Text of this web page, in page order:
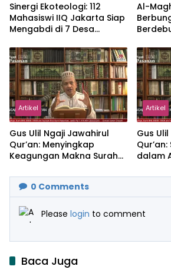
‎Sinergi Ekoteologi: 112
Mahasiswi IIQ Jakarta Siap
Mengabdi di 7 Desa
Al-
Artikel
Gus Ulil Ngaji Jawahirul
Qur’an: Menyingkap
Keagungan Makna Surah
Artikel
Gus
dalam
0 Comments
Please login to comment
Baca Juga